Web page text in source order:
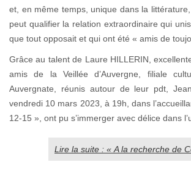
et, en même temps, unique dans la littérature,
peut qualifier la relation extraordinaire qui
que tout opposait et qui ont été « amis de
Grâce au talent de Laure HILLERIN,
amis de la Veillée d’Auvergne, filiale
Auvergnate, réunis autour de leur pdt,
vendredi 10 mars 2023, à 19h, dans
12-15 », ont pu s’immerger avec délice dans
Lire la suite : « A la recherche de